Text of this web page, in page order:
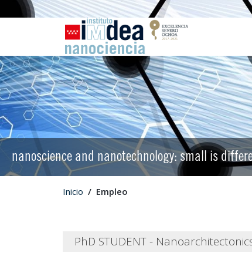
nanoscience and nanotechnology: small is
Inicio Empleo
PhD STUDENT -